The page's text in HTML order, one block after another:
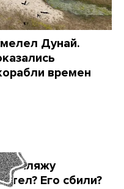
Дунай.
времен
по пляжу
Его сбили?